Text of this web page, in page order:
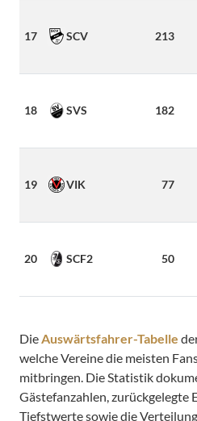
17 SCV 213
18 SVS 182
19 VIK 77
20 SCF2 50
DieAuswärtsfahrer-Tabelle
welche Vereine die meisten
mitbringen. Die Statistik
Gästefanzahlen, zurückgelegte
Tiefstwerte sowie die